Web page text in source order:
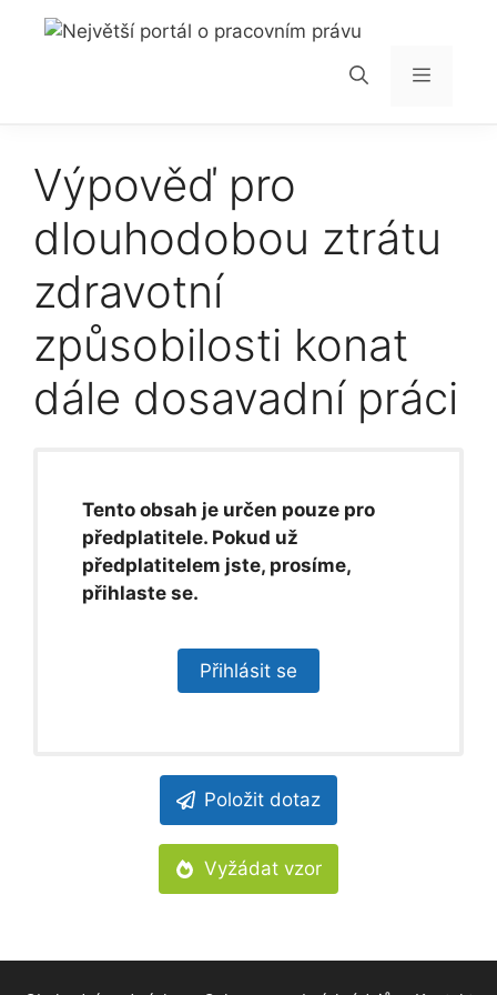
Přeskočit
Menu
Výpověď pro
dlouhodobou ztrátu
zdravotní
způsobilosti konat
dále dosavadní práci
Tento obsah je určen pouze pro
předplatitele. Pokud už
předplatitelem jste, prosíme,
přihlaste se.
Přihlásit se
Položit dotaz
Vyžádat vzor